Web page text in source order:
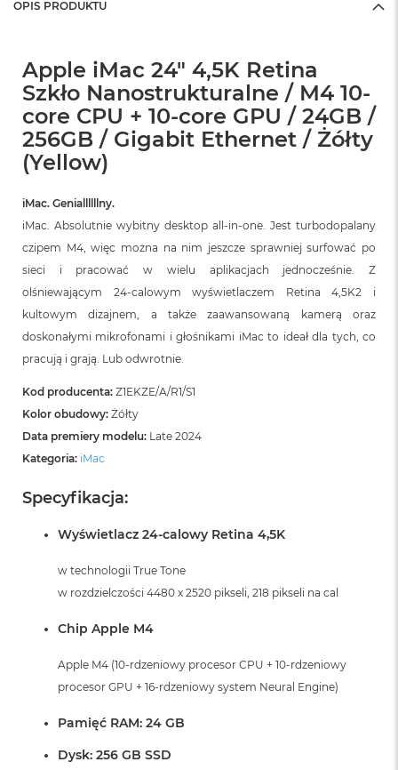
OPIS PRODUKTU
Apple iMac 24" 4,5K Retina
Szkło Nanostrukturalne / M4 10-
core CPU + 10-core GPU / 24GB /
256GB / Gigabit Ethernet / Żółty
(Yellow)
iMac. Geniallllllny.
iMac. Absolutnie wybitny desktop all‑in‑one. Jest turbodopalany
czipem M4, więc można na nim jeszcze sprawniej surfować po
sieci i pracować w wielu aplikacjach jednocześnie. Z
olśniewającym 24‑calowym wyświetlaczem Retina 4,5K2 i
kultowym dizajnem, a także zaawansowaną kamerą oraz
doskonałymi mikrofonami i głośnikami iMac to ideał dla tych, co
pracują i grają. Lub odwrotnie.
Kod producenta: Z1EKZE/A/R1/S1
Kolor obudowy: Żółty
Data premiery modelu: Late 2024
Kategoria: iMac
Specyfikacja:
Wyświetlacz 24-calowy Retina 4,5K
w technologii True Tone
w rozdzielczości 4480 x 2520 pikseli, 218 pikseli na cal
Chip Apple M4
Apple M4 (10-rdzeniowy procesor CPU + 10-rdzeniowy
procesor GPU + 16-rdzeniowy system Neural Engine)
Pamięć RAM: 24 GB
Dysk: 256 GB SSD